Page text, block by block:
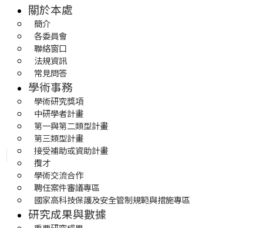
關於本處
簡介
各委員會
聯絡窗口
法規資訊
常見問答
學術事務
學術研究獎項
中研學者計畫
第一與第二類型計畫
第三類型計畫
接受補助或資助計畫
攬才
學術交流合作
聘任案件審議專區
國家高科技保護及安全管制規範與措施專區
研究成果與數據